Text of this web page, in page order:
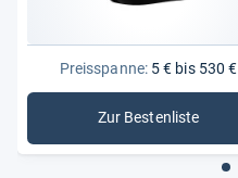
Preisspanne:5 € bis 530 €
Zur Bestenliste
: Mäuse